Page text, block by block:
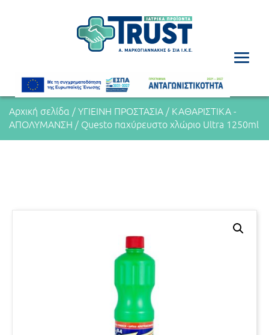
Αρχική σελίδα / ΥΓΙΕΙΝΗ ΠΡΟΣΤΑΣΙΑ / ΚΑΘΑΡΙΣΤΙΚΑ -
ΑΠΟΛΥΜΑΝΣΗ / Questo παχύρευστο χλώριο Ultra 1250ml